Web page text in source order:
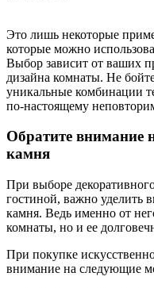
Это лишь некоторые
которые можно
Выбор зависит от ваших
дизайна комнаты. Не
уникальные комбинации
по-настоящему
Обратите внимание
камня
При выборе
гостиной, важно уделить
камня. Ведь именно от
комнаты, но и ее
При покупке
внимание на следующие